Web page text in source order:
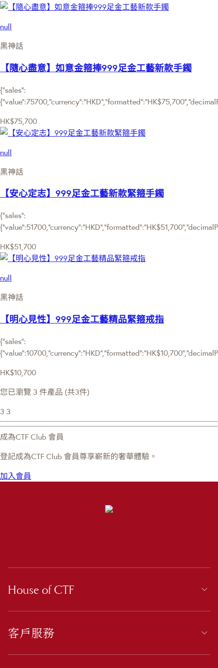
null
黑神話
【隨心盡意】如意金箍捧999足金工藝新款手鐲
{"sales":
HK$75,700
null
黑神話
【安心定志】999足金工藝新款緊箍手鐲
{"sales":
HK$51,700
null
黑神話
【明心見性】999足金工藝精品緊箍戒指
{"sales":
HK$10,700
您已瀏覽 3 件產品 (共3件)
3 3
成為CTF Club 會員
登記成為CTF Club 會員尊享嶄新的奢華體驗。
加入會員
House of CTF
客戶服務